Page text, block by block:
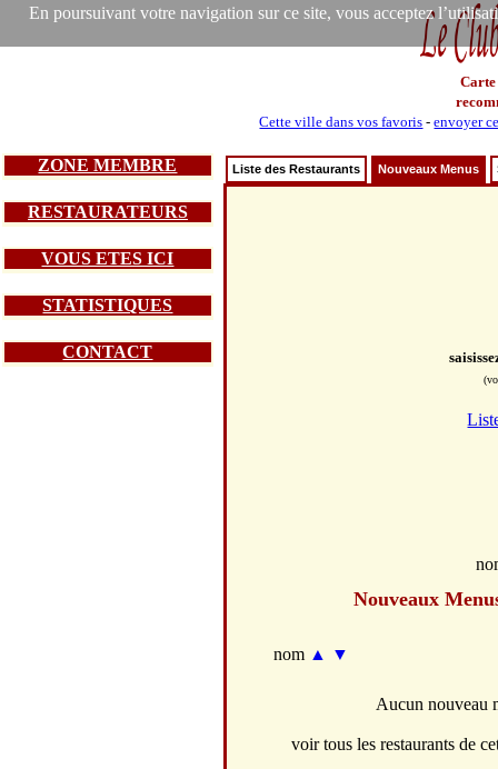
En poursuivant votre navigation sur ce site, vous acceptez
Carte
Cette ville dans vos favoris -envoyer
ZONE MEMBRE
RESTAURATEURS
VOUS ETES ICI
STATISTIQUES
CONTACT
Liste des Restaurants Nouveaux Menus
Nouveaux
nom ▲ ▼
Aucun nouveau
voir tous les restaurants de